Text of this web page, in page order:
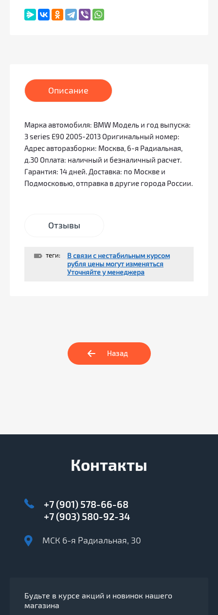
Описание
Марка автомобиля: BMW Модель и год выпуска:
3 series E90 2005-2013 Оригинальный номер:
Адрес авторазборки: Москва, 6-я Радиальная,
д.30 Оплата: наличный и безналичный расчет.
Гарантия: 14 дней. Доставка: по Москве и
Подмосковью, отправка в другие города России.
Отзывы
теги:
В связи с нестабильным курсом
рубля цены могут изменяться
Уточняйте у менеджера
Назад
Контакты
+7 (901) 578-66-68
+7 (903) 580-92-34
МСК 6-я Радиальная, 30
Будьте в курсе акций и новинок нашего
магазина